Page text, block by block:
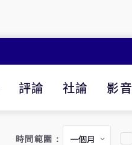
評論 社論 影音
時間範圍：